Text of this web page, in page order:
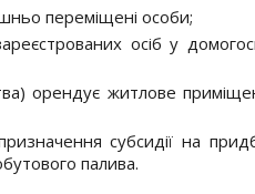
переміщені особи;
осіб у
орендує житлове
субсидії на
палива.